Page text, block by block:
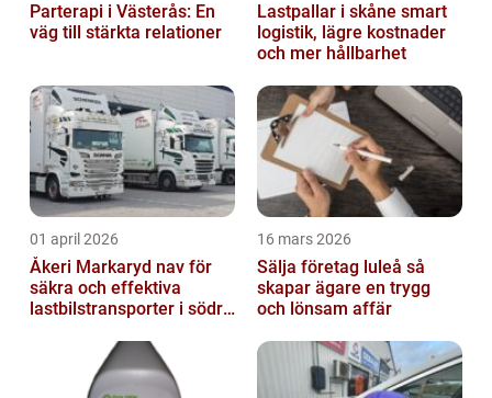
Parterapi i Västerås: En
väg till stärkta relationer
Lastpallar i skåne smart
logistik, lägre kostnader
och mer hållbarhet
01 april 2026
Åkeri Markaryd nav för
säkra och effektiva
lastbilstransporter i södra
16 mars 2026
Sälja företag luleå så
skapar ägare en trygg
och lönsam affär